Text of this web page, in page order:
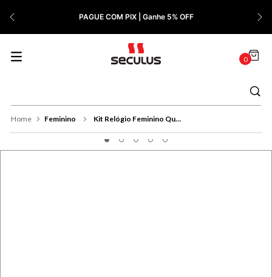
PAGUE COM PIX | Ganhe 5% OFF
0
Feminino Kit Relógio Feminino Quadrado Bicolor Com Semijoias
9º